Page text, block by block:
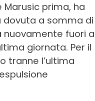
Marusic prima, ha
dovuta a somma di
nuovamente fuori a
giornata. Per il
tranne l’ultima